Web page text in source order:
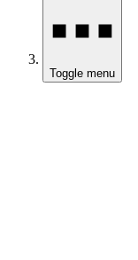
Toggle menu